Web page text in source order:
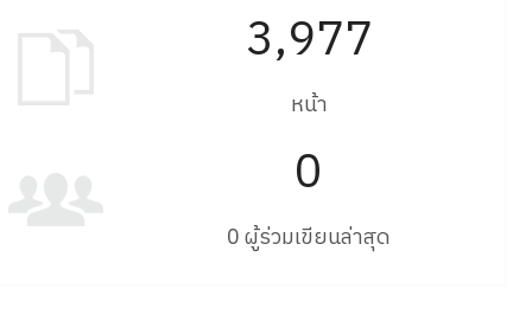
3,977
หน้า
0
0 ผู้ร่วมเขียนล่าสุด